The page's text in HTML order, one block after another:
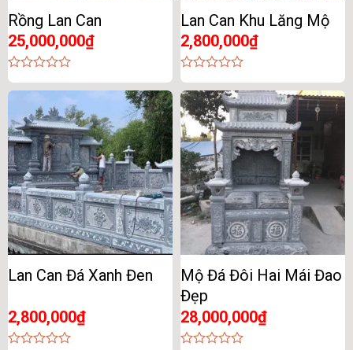
Rồng Lan Can
25,000,000₫
0
out
5
Lan Can Khu Lăng Mộ
2,800,000₫
0
out
of
5
Lan Can Đá Xanh Đen
2,800,000₫
Mộ Đá Đôi Hai Mái Đao
Đẹp
28,000,000₫